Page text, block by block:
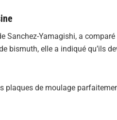
Yamagishi, a
bismuth, elle a indiqué qu’ils
plaques de moulage